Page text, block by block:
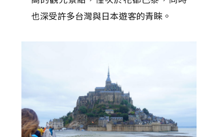
也深受許多台灣與日本遊客的青睞。